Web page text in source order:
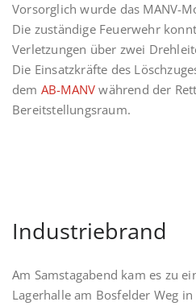
Vorsorglich wurde das MANV-
Die zuständige Feuerwehr
Verletzungen über zwei
Die Einsatzkräfte des
dem AB-MANV während der
Bereitstellungsraum.
Industriebrand
Am Samstagabend kam es zu
Lagerhalle am Bosfelder Weg